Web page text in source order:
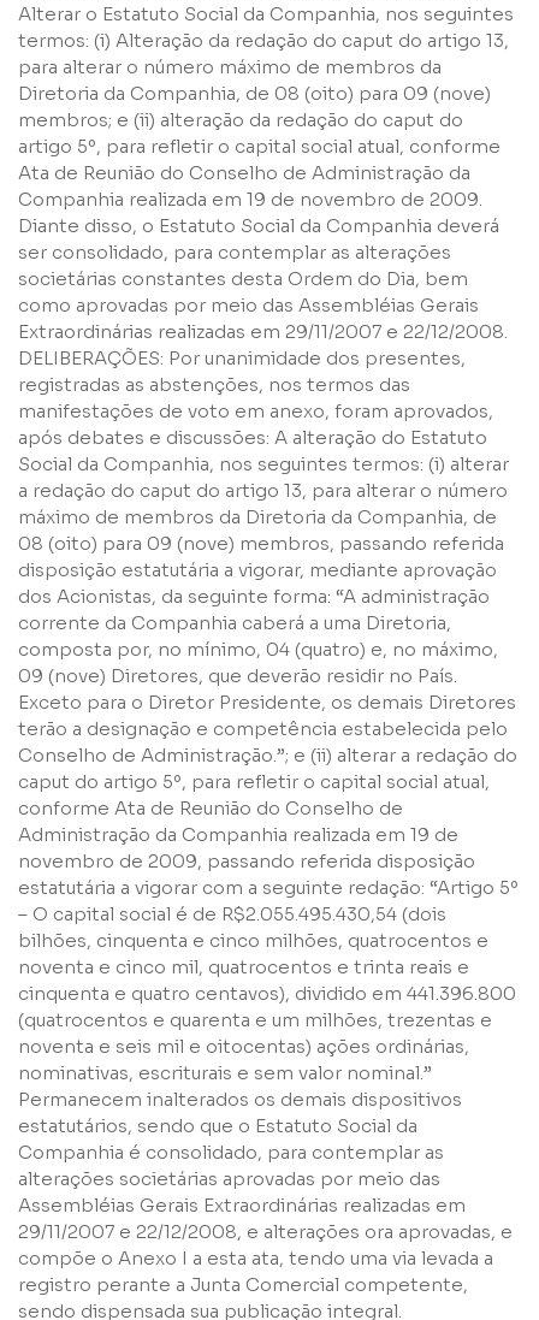
Alterar o Estatuto Social da Companhia, nos seguintes
termos: (i) Alteração da redação do caput do artigo 13,
para alterar o número máximo de membros da
Diretoria da Companhia, de 08 (oito) para 09 (nove)
membros; e (ii) alteração da redação do caput do
artigo 5º, para refletir o capital social atual, conforme
Ata de Reunião do Conselho de Administração da
Companhia realizada em 19 de novembro de 2009.
Diante disso, o Estatuto Social da Companhia deverá
ser consolidado, para contemplar as alterações
societárias constantes desta Ordem do Dia, bem
como aprovadas por meio das Assembléias Gerais
Extraordinárias realizadas em 29/11/2007 e 22/12/2008.
DELIBERAÇÕES: Por unanimidade dos presentes,
registradas as abstenções, nos termos das
manifestações de voto em anexo, foram aprovados,
após debates e discussões: A alteração do Estatuto
Social da Companhia, nos seguintes termos: (i) alterar
a redação do caput do artigo 13, para alterar o número
máximo de membros da Diretoria da Companhia, de
08 (oito) para 09 (nove) membros, passando referida
disposição estatutária a vigorar, mediante aprovação
dos Acionistas, da seguinte forma: “A administração
corrente da Companhia caberá a uma Diretoria,
composta por, no mínimo, 04 (quatro) e, no máximo,
09 (nove) Diretores, que deverão residir no País.
Exceto para o Diretor Presidente, os demais Diretores
terão a designação e competência estabelecida pelo
Conselho de Administração.”; e (ii) alterar a redação do
caput do artigo 5º, para refletir o capital social atual,
conforme Ata de Reunião do Conselho de
Administração da Companhia realizada em 19 de
novembro de 2009, passando referida disposição
estatutária a vigorar com a seguinte redação: “Artigo 5º
– O capital social é de R$2.055.495.430,54 (dois
bilhões, cinquenta e cinco milhões, quatrocentos e
noventa e cinco mil, quatrocentos e trinta reais e
cinquenta e quatro centavos), dividido em 441.396.800
(quatrocentos e quarenta e um milhões, trezentas e
noventa e seis mil e oitocentas) ações ordinárias,
nominativas, escriturais e sem valor nominal.”
Permanecem inalterados os demais dispositivos
estatutários, sendo que o Estatuto Social da
Companhia é consolidado, para contemplar as
alterações societárias aprovadas por meio das
Assembléias Gerais Extraordinárias realizadas em
29/11/2007 e 22/12/2008, e alterações ora aprovadas, e
compõe o Anexo I a esta ata, tendo uma via levada a
registro perante a Junta Comercial competente,
sendo dispensada sua publicação integral.